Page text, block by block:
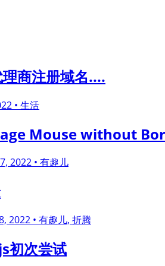
商注册域名....
• 生活
Mouse without
2022 • 有趣儿
2022 • 有趣儿, 折腾
初次尝试